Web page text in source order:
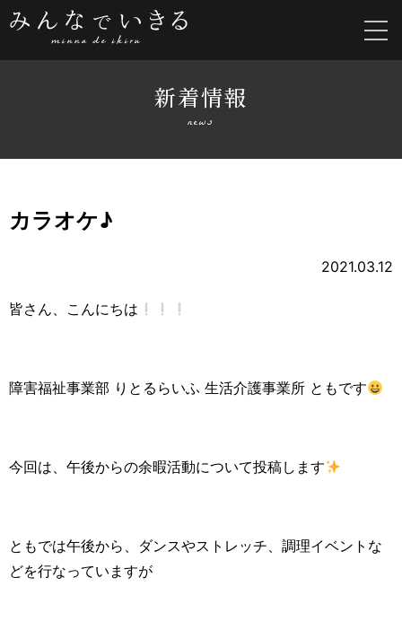
新着情報
news
カラオケ♪
2021.03.12
皆さん、こんにちは
障害福祉事業部 りとるらいふ 生活介護事業所 ともです
今回は、午後からの余暇活動について投稿します
ともでは午後から、ダンスやストレッチ、調理イベントな
どを行なっていますが